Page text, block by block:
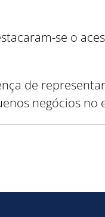
se o
de
negócios no